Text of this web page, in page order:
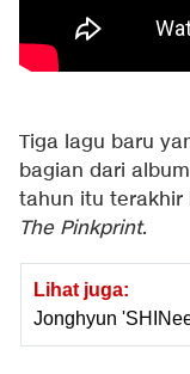
Tiga lagu baru
bagian dari
tahun itu terakhir
The Pinkprint.
Lihat juga:
Jonghyun